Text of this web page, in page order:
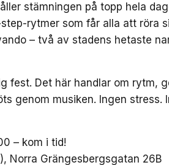
stämningen på topp hela
rytmer som får alla att röra
– två av stadens hetaste
fest. Det här handlar om rytm,
genom musiken. Ingen stress.
– kom i tid!
Norra Grängesbergsgatan 26B